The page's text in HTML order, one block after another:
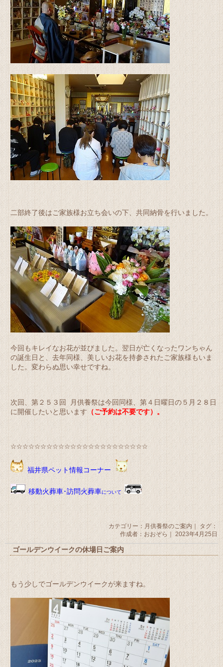
二部終了後はご家族様お立ち会いの下、共同納骨を行いました。
今回もキレイなお花が並びました。翌日が亡くなったワンちゃん
の誕生日と、去年同様、美しいお花を持参されたご家族様もいま
した。変わらぬ思い幸せですね。
次回、第２５３回 月供養祭は今回同様、第４日曜日の５月２８日
に開催したいと思います （ご予約は不要です）。
☆☆☆☆☆☆☆☆☆☆☆☆☆☆☆☆☆☆☆☆☆☆☆
福井県ペット情報コーナー
移動火葬車･訪問火葬車について
カテゴリー： 月供養祭のご案内 ｜ タグ：
作成者：おおぞら｜ 2023年4月25日
ゴールデンウイークの休場日ご案内
もう少しでゴールデンウイークが来ますね。